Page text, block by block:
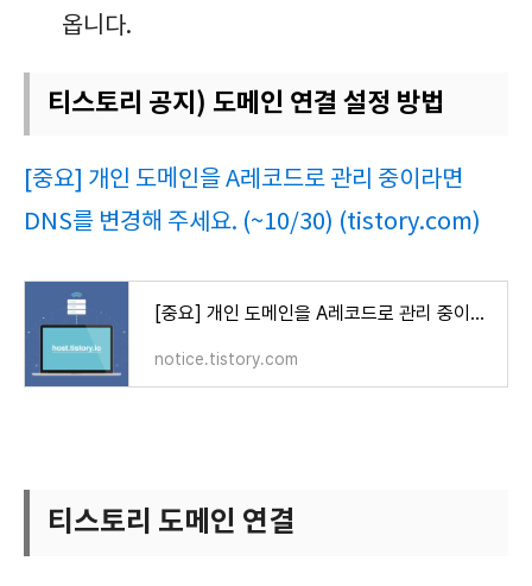
옵니다.
티스토리 공지) 도메인 연결 설정 방법
[중요] 개인 도메인을 A레코드로 관리 중이라면
DNS를 변경해 주세요. (~10/30) (tistory.com)
[중요] 개인 도메인을 A레코드로 관리 중이라면 DNS를 변경해 주세요. (~10/30)
notice.tistory.com
티스토리 도메인 연결